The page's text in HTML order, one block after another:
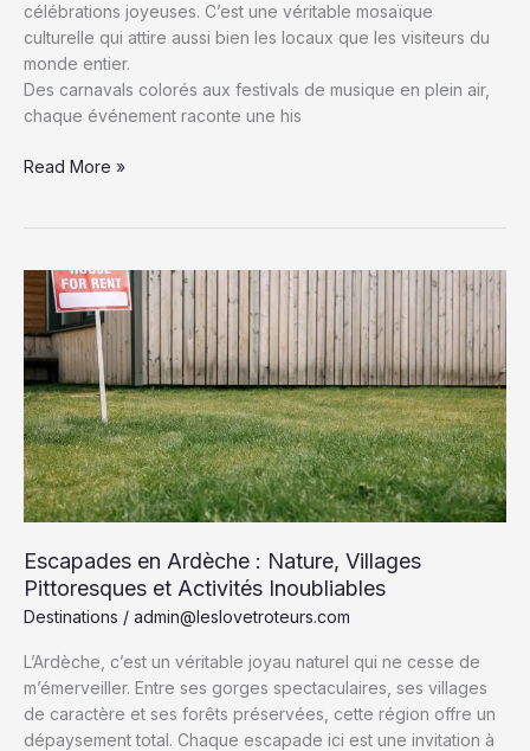
célébrations joyeuses. C’est une véritable mosaïque
culturelle qui attire aussi bien les locaux que les visiteurs du
monde entier.
Des carnavals colorés aux festivals de musique en plein air,
chaque événement raconte une his
Fêtes
France
:
Découvrez
les
Traditions
et
Événements
Incontournables
Read More »
Escapades en Ardèche : Nature, Villages
Pittoresques et Activités Inoubliables
Destinations / admin@leslovetroteurs.com
L’Ardèche, c’est un véritable joyau naturel qui ne cesse de
m’émerveiller. Entre ses gorges spectaculaires, ses villages
de caractère et ses forêts préservées, cette région offre un
dépaysement total. Chaque escapade ici est une invitation à